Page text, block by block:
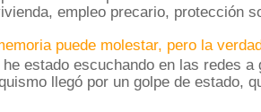
empleo precario, protección
puede molestar, pero la
he estado escuchando en las redes a
llegó por un golpe de estado,